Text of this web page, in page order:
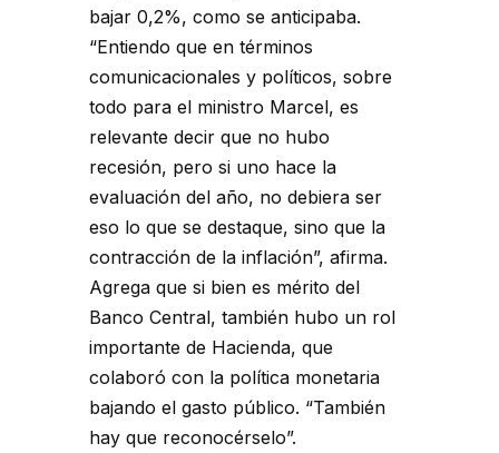
bajar 0,2%, como se anticipaba.
“Entiendo que en términos
comunicacionales y políticos, sobre
todo para el ministro Marcel, es
relevante decir que no hubo
recesión, pero si uno hace la
evaluación del año, no debiera ser
eso lo que se destaque, sino que la
contracción de la inflación”, afirma.
Agrega que si bien es mérito del
Banco Central, también hubo un rol
importante de Hacienda, que
colaboró con la política monetaria
bajando el gasto público. “También
hay que reconocérselo”.